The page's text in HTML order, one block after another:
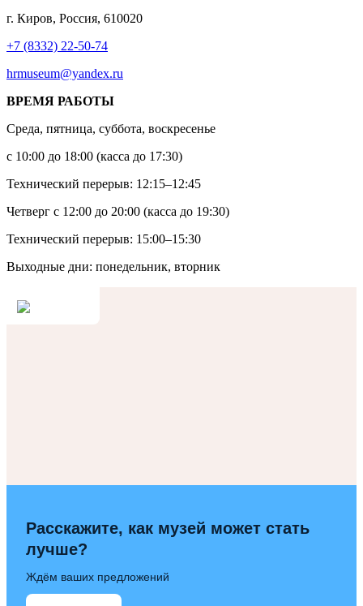
г. Киров, Россия, 610020
+7 (8332) 22-50-74
hrmuseum@yandex.ru
ВРЕМЯ РАБОТЫ
Среда, пятница, суббота, воскресенье
с 10:00 до 18:00 (касса до 17:30)
Технический перерыв: 12:15–12:45
Четверг с 12:00 до 20:00 (касса до 19:30)
Технический перерыв: 15:00–15:30
Выходные дни: понедельник, вторник
Расскажите, как музей может стать
лучше?
Ждём ваших предложений